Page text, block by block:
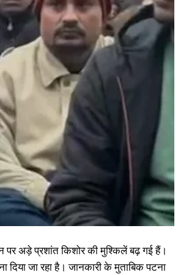
अड़े प्रशांत किशोर की मुश्किलें बढ़ गई हैं।
दिया जा रहा है। जानकारी के मुताबिक पटना